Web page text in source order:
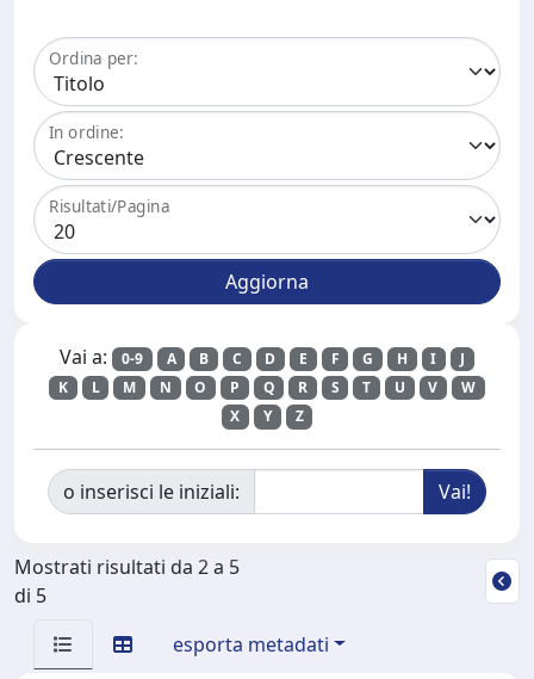
Ordina per:
In ordine:
Risultati/Pagina
Vai a: 0-9 A B C D E F G H I
J
K
L M N O P Q R S T U V
W
X
Y Z
o inserisci le iniziali:
Mostrati risultati da 2 a 5
di 5
esporta metadati